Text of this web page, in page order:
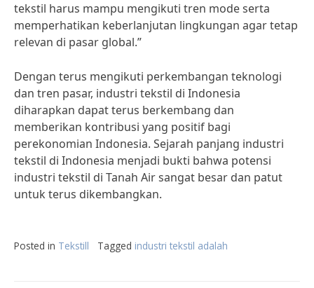
tekstil harus mampu mengikuti tren mode serta
memperhatikan keberlanjutan lingkungan agar tetap
relevan di pasar global.”
Dengan terus mengikuti perkembangan teknologi
dan tren pasar, industri tekstil di Indonesia
diharapkan dapat terus berkembang dan
memberikan kontribusi yang positif bagi
perekonomian Indonesia. Sejarah panjang industri
tekstil di Indonesia menjadi bukti bahwa potensi
industri tekstil di Tanah Air sangat besar dan patut
untuk terus dikembangkan.
Posted in Tekstill Tagged industri tekstil adalah